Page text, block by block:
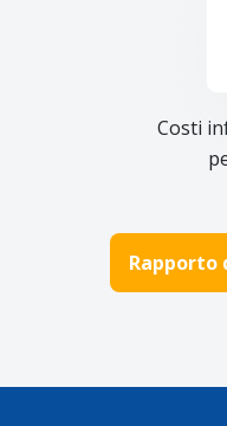
Costi
Rapporto